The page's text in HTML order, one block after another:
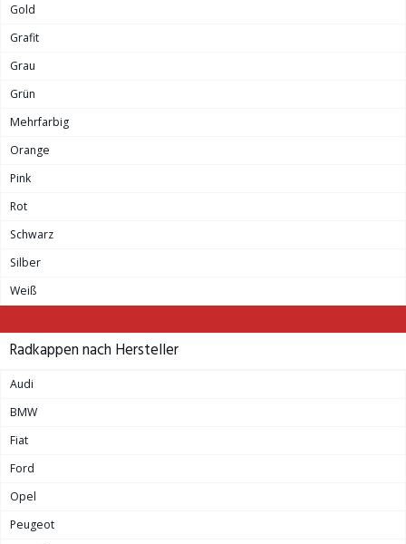
Gold
Grafit
Grau
Grün
Mehrfarbig
Orange
Pink
Rot
Schwarz
Silber
Weiß
Radkappen nach Hersteller
Audi
BMW
Fiat
Ford
Opel
Peugeot